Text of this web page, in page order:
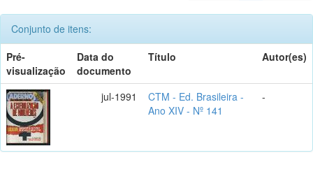
Conjunto de itens:
Pré-
visualização
Data do
documento
Título Autor(es)
jul-1991
CTM - Ed. Brasileira -
Ano XIV - Nº 141
-